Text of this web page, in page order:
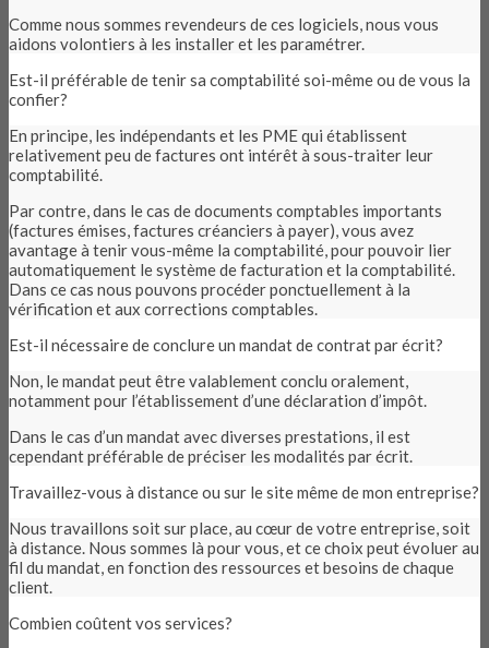
Comme nous sommes revendeurs de ces logiciels, nous vous
aidons volontiers à les installer et les paramétrer.
Est-il préférable de tenir sa comptabilité soi-même ou de vous la
confier?
En principe, les indépendants et les PME qui établissent
relativement peu de factures ont intérêt à sous-traiter leur
comptabilité.
Par contre, dans le cas de documents comptables importants
(factures émises, factures créanciers à payer), vous avez
avantage à tenir vous-même la comptabilité, pour pouvoir lier
automatiquement le système de facturation et la comptabilité.
Dans ce cas nous pouvons procéder ponctuellement à la
vérification et aux corrections comptables.
Est-il nécessaire de conclure un mandat de contrat par écrit?
Non, le mandat peut être valablement conclu oralement,
notamment pour l’établissement d’une déclaration d’impôt.
Dans le cas d’un mandat avec diverses prestations, il est
cependant préférable de préciser les modalités par écrit.
Travaillez-vous à distance ou sur le site même de mon entreprise?
Nous travaillons soit sur place, au cœur de votre entreprise, soit
à distance. Nous sommes là pour vous, et ce choix peut évoluer au
fil du mandat, en fonction des ressources et besoins de chaque
client.
Combien coûtent vos services?